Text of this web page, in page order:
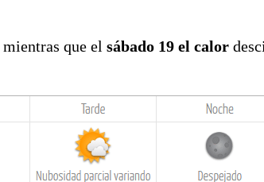
mientras que el sábado 19 el calor